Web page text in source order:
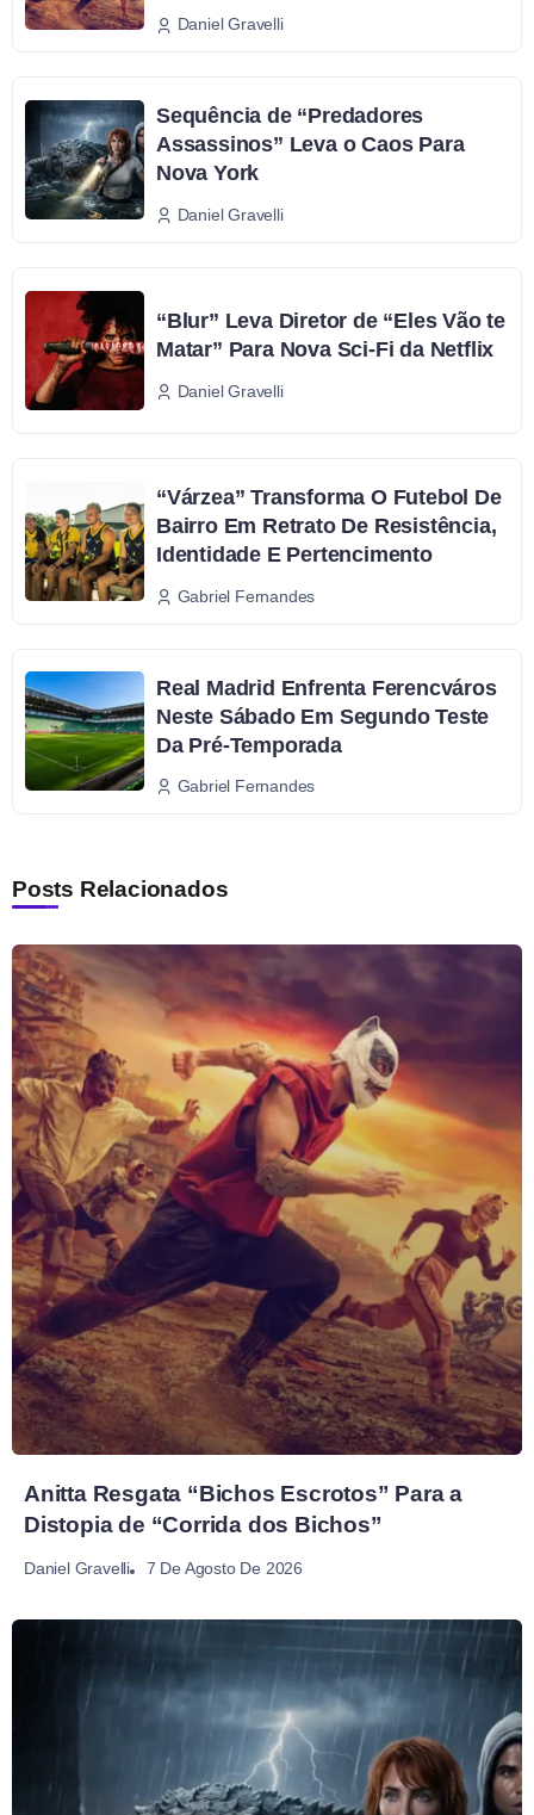
Daniel Gravelli
Sequência de “Predadores
Assassinos” Leva o Caos Para
Nova York
Daniel Gravelli
“Blur” Leva Diretor de “Eles Vão te
Matar” Para Nova Sci-Fi da Netflix
Daniel Gravelli
“Várzea” Transforma O Futebol De
Bairro Em Retrato De Resistência,
Identidade E Pertencimento
Gabriel Fernandes
Real Madrid Enfrenta Ferencváros
Neste Sábado Em Segundo Teste
Da Pré-Temporada
Gabriel Fernandes
Posts Relacionados
Anitta Resgata “Bichos Escrotos” Para a
Distopia de “Corrida dos Bichos”
Daniel Gravelli 7 De Agosto De 2026